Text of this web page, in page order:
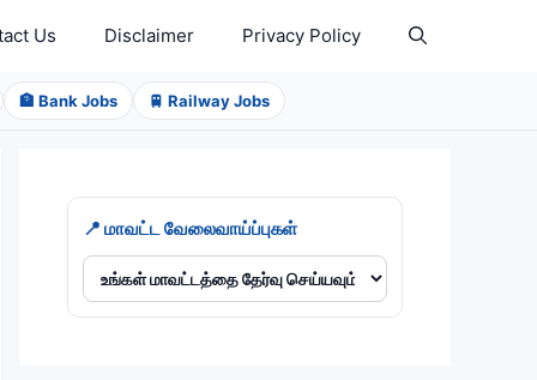
Us Disclaimer Privacy Policy
🏦 Bank Jobs 🚆 Railway Jobs
📍 மாவட்ட வேலைவாய்ப்புகள்